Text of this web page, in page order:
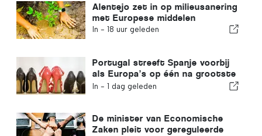
Alentejo zet in op milieusanering
met Europese middelen
In - 18 uur geleden
Portugal streeft Spanje voorbij
als Europa’s op één na grootste
schoenenproducent
In - 1 dag geleden
De minister van Economische
Zaken pleit voor gereguleerde